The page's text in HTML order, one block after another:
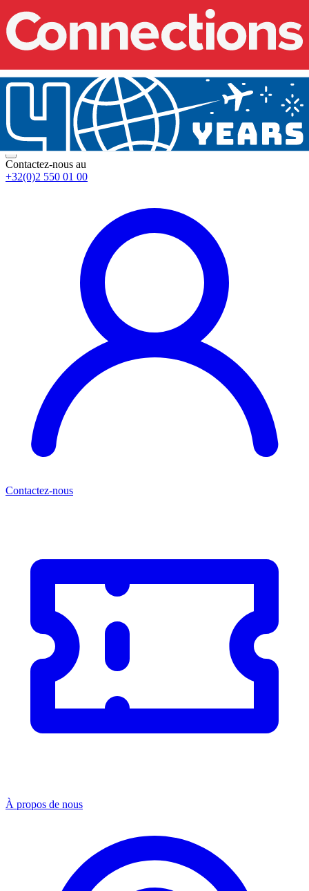
Contactez-nous au
+32(0)2 550 01 00
Contactez-nous
À propos de nous